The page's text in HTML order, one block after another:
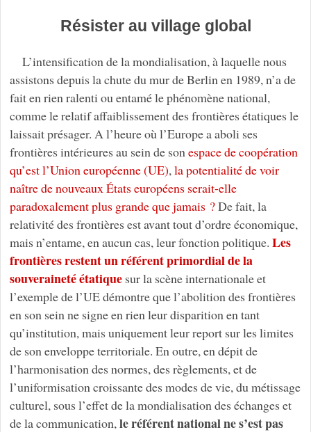
Résister au village global
L’intensification de la mondialisation, à laquelle nous
assistons depuis la chute du mur de Berlin en 1989, n’a de
fait en rien ralenti ou entamé le phénomène national,
comme le relatif affaiblissement des frontières étatiques le
laissait présager. A l’heure où l’Europe a aboli ses
frontières intérieures au sein de son espace de coopération
qu’est l’Union européenne (UE), la potentialité de voir
naître de nouveaux États européens serait-elle
paradoxalement plus grande que jamais ?De fait, la
relativité des frontières est avant tout d’ordre économique,
mais n’entame, en aucun cas, leur fonction politique. Les
frontières restent un référent primordial de la
souveraineté étatiquesur la scène internationale et
l’exemple de l’UE démontre que l’abolition des frontières
en son sein ne signe en rien leur disparition en tant
qu’institution, mais uniquement leur report sur les limites
de son enveloppe territoriale. En outre, en dépit de
l’harmonisation des normes, des règlements, et de
l’uniformisation croissante des modes de vie, du métissage
culturel, sous l’effet de la mondialisation des échanges et
de la communication, le référent national ne s’est pas